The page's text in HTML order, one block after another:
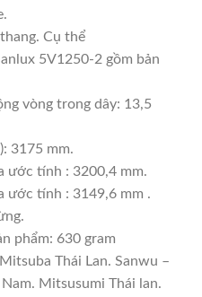
Cụ thể
5V1250-2 gồm bản
vòng trong dây: 13,5
3175 mm.
ước tính : 3200,4 mm.
ước tính : 3149,6 mm .
phẩm: 630 gram
Thái Lan. Sanwu –
Mitsusumi Thái lan.